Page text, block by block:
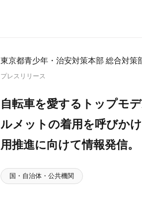
東京都青少年・治安対策本部 総合対策
プレスリリース
自転車を愛するトップモ
ルメットの着用を呼びか
用推進に向けて情報発信。
国・自治体・公共機関